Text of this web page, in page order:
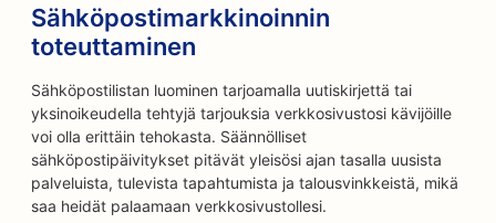
Sähköpostimarkkinoinnin
toteuttaminen
Sähköpostilistan luominen tarjoamalla uutiskirjettä tai
yksinoikeudella tehtyjä tarjouksia verkkosivustosi kävijöille
voi olla erittäin tehokasta. Säännölliset
sähköpostipäivitykset pitävät yleisösi ajan tasalla uusista
palveluista, tulevista tapahtumista ja talousvinkkeistä, mikä
saa heidät palaamaan verkkosivustollesi.